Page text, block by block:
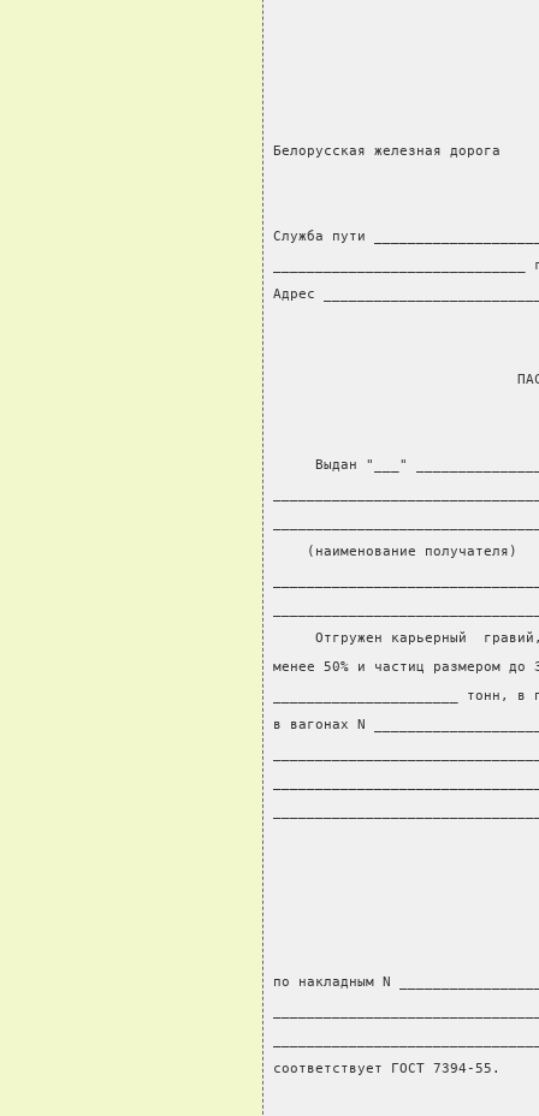
Белорусская железная дорога
Служба пути
Адрес
Выдан "___"
    (наименование получателя)
Отгружен карьерный
менее 50% и частиц размером
______________________ тонн, в
в вагонах N
по накладным N
соответствует ГОСТ 7394-55.